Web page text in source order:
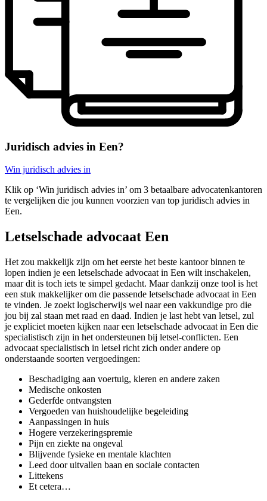
Juridisch advies in Een?
Win juridisch advies in
Klik op ‘Win juridisch advies in’ om 3 betaalbare advocatenkantoren
te vergelijken die jou kunnen voorzien van top juridisch advies in
Een.
Letselschade advocaat Een
Het zou makkelijk zijn om het eerste het beste kantoor binnen te
lopen indien je een letselschade advocaat in Een wilt inschakelen,
maar dit is toch iets te simpel gedacht. Maar dankzij onze tool is het
een stuk makkelijker om die passende letselschade advocaat in Een
te vinden. Je zoekt logischerwijs wel naar een vakkundige pro die
jou bij zal staan met raad en daad. Indien je last hebt van letsel, zul
je expliciet moeten kijken naar een letselschade advocaat in Een die
specialistisch zijn in het ondersteunen bij letsel-conflicten. Een
advocaat specialistisch in letsel richt zich onder andere op
onderstaande soorten vergoedingen:
Beschadiging aan voertuig, kleren en andere zaken
Medische onkosten
Gederfde ontvangsten
Vergoeden van huishoudelijke begeleiding
Aanpassingen in huis
Hogere verzekeringspremie
Pijn en ziekte na ongeval
Blijvende fysieke en mentale klachten
Leed door uitvallen baan en sociale contacten
Littekens
Et cetera…